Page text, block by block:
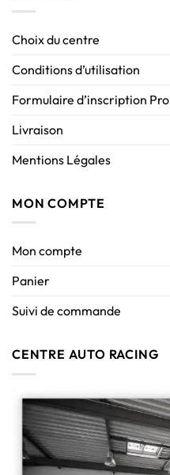
Choix du centre
Conditions d’utilisation
Formulaire d’inscription Pro
Livraison
Mentions Légales
MON COMPTE
Mon compte
Panier
Suivi de commande
CENTRE AUTO RACING